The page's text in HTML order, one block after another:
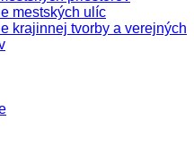
mestských ulíc
krajinnej tvorby a verejných